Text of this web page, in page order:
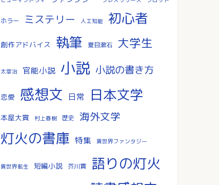
ホラー ミステリー 人工知能 初心者
創作アドバイス 執筆 夏目漱石 大学生
太宰治 官能小説 小説 小説の書き方
恋愛 感想文 日常 日本文学
本屋大賞 村上春樹 歴史 海外文学
灯火の書庫 特集 異世界ファンタジー
異世界転生 短編小説 芥川賞 語りの灯火